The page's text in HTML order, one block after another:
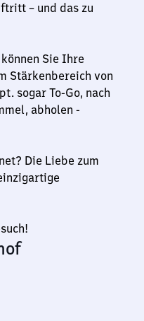
– und das zu
Sie Ihre
Stärkenbereich von
sogar To-Go, nach
abholen -
Die Liebe zum